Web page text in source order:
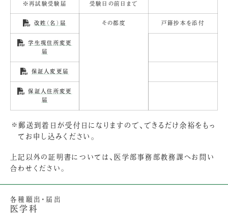
※再試験受験届 受験日の前日まで
改姓（名）届 その都度 戸籍抄本を添付
学生現住所変更
届
保証人変更届
保証人住所変更
届
郵送到着日が受付日になりますので、できるだけ余裕をもっ
てお申し込みください。
上記以外の証明書については、医学部事務部教務課へお問い
合わせください。
各種願出・届出
医学科